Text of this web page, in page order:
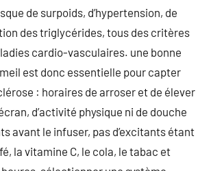
de surpoids, d’hypertension, de
des triglycérides, tous des critères
cardio-vasculaires. une bonne
est donc essentielle pour capter
: horaires de arroser et de élever
d’activité physique ni de douche
avant le infuser, pas d’excitants étant
la vitamine C, le cola, le tabac et